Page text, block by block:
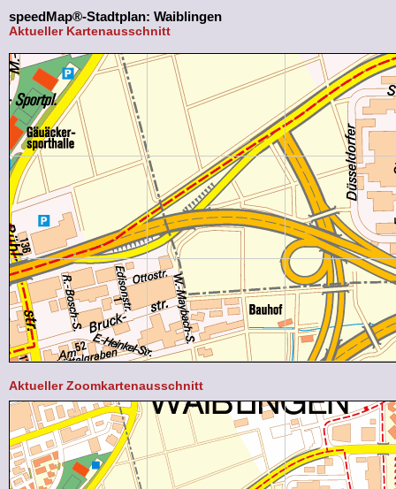
speedMap®-Stadtplan: Waiblingen
Aktueller Kartenausschnitt
Aktueller Zoomkartenausschnitt